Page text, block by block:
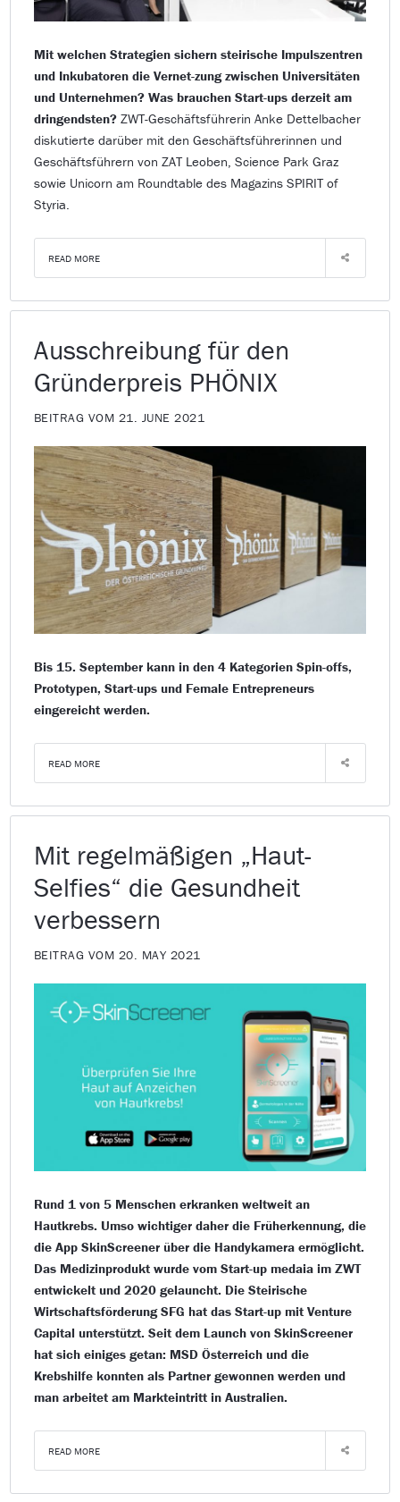
Mit welchen Strategien sichern steirische Impulszentren
und Inkubatoren die Vernet-zung zwischen Universitäten
und Unternehmen? Was brauchen Start-ups derzeit am
dringendsten?ZWT-Geschäftsführerin Anke Dettelbacher
diskutierte darüber mit den Geschäftsführerinnen und
Geschäftsführern von ZAT Leoben, Science Park Graz
sowie Unicorn am Roundtable des Magazins SPIRIT of
Styria.
READ MORE
Ausschreibung für den
Gründerpreis PHÖNIX
BEITRAG VOM 21. JUNE 2021
Bis 15. September kann in den 4 Kategorien Spin-offs,
Prototypen, Start-ups und Female Entrepreneurs
eingereicht werden.
READ MORE
Mit regelmäßigen „Haut-
Selfies“ die Gesundheit
verbessern
BEITRAG VOM 20. MAY 2021
Rund 1 von 5 Menschen erkranken weltweit an
Hautkrebs. Umso wichtiger daher die Früherkennung, die
die App SkinScreener über die Handykamera ermöglicht.
Das Medizinprodukt wurde vom Start-up medaia im ZWT
entwickelt und 2020 gelauncht. Die Steirische
Wirtschaftsförderung SFG hat das Start-up mit Venture
Capital unterstützt. Seit dem Launch von SkinScreener
hat sich einiges getan: MSD Österreich und die
Krebshilfe konnten als Partner gewonnen werden und
man arbeitet am Markteintritt in Australien.
READ MORE